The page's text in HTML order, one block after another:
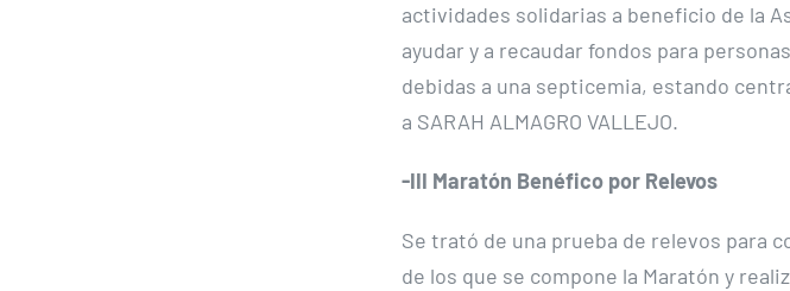
actividades solidarias a beneficio de la
ayudar y a recaudar fondos para
debidas a una septicemia, estando
a SARAH ALMAGRO VALLEJO.
-III Maratón Benéfico por Relevos
Se trató de una prueba de relevos para
de los que se compone la Maratón y